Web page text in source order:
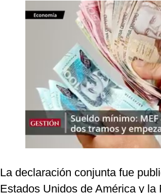
La declaración conjunta fue
Estados Unidos de América y la